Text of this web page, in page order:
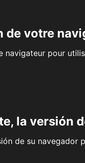
de votre
navigateur pour
la versión
de su